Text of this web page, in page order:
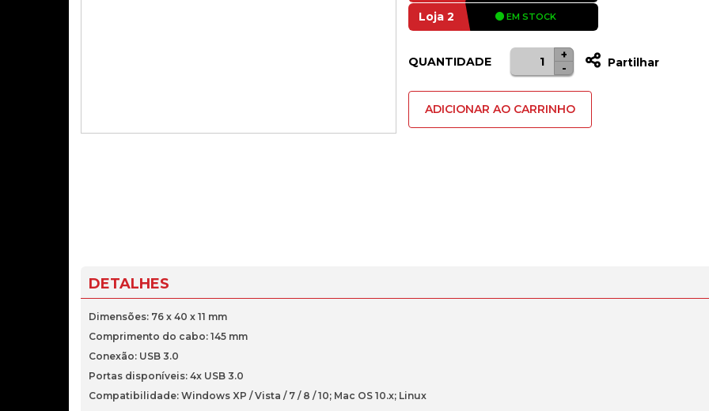
Loja 2 EM STOCK
QUANTIDADE
Quantidade
de
1Life
USB:hub4
-
+
Partilhar
ADICIONAR AO CARRINHO
DETALHES
Dimensões: 76 x 40 x 11 mm
Comprimento do cabo: 145 mm
Conexão: USB 3.0
Portas disponíveis: 4x USB 3.0
Compatibilidade: Windows XP / Vista / 7 / 8 / 10; Mac OS 10.x; Linux